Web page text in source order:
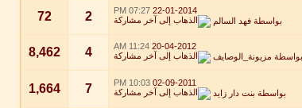
22-01-2014
07:27 PM
بواسطة فهد السالم 2
72
20-04-2012
11:24 AM
بواسطة مزيونة_الوصايف 4
8,462
02-09-2011
10:03 PM
بواسطة بنت دار زايد 7
1,664